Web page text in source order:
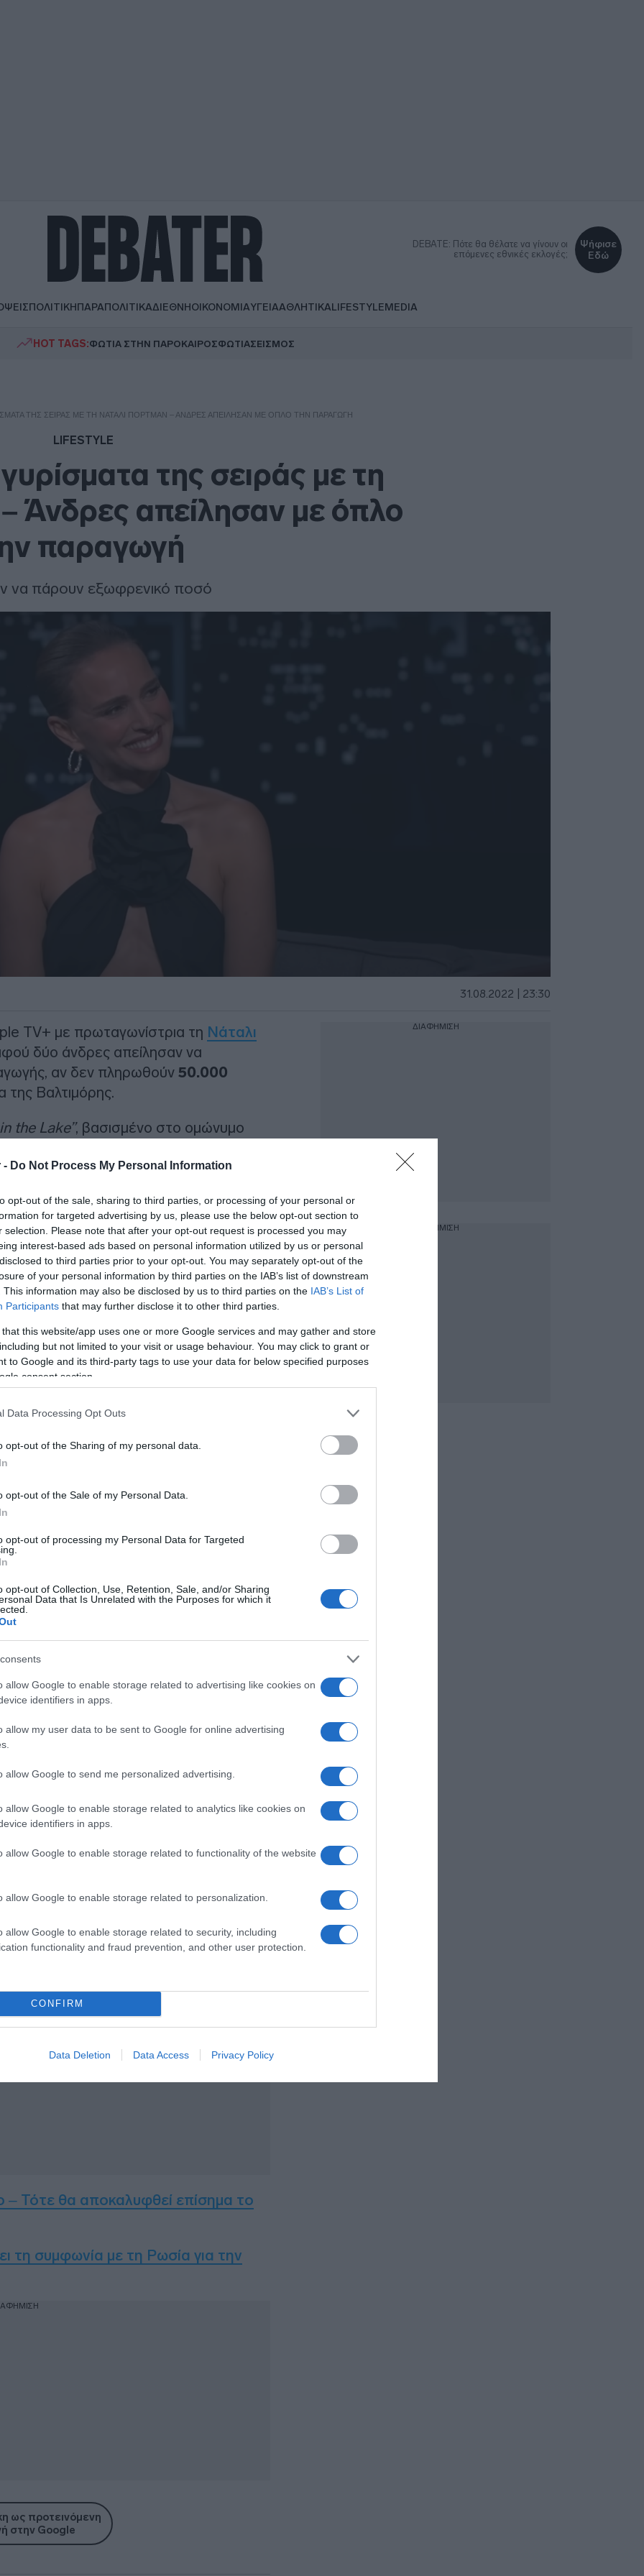
- Do Not Process My Personal Information
opt-out of the sale, sharing to third parties, or processing of your personal or
for targeted advertising by us, please use the below opt-out section to
selection. Please note that after your opt-out request is processed you may
interest-based ads based on personal information utilized by us or personal
to third parties prior to your opt-out. You may separately opt-out of the
of your personal information by third parties on the IAB’s list of downstream
This information may also be disclosed by us to third parties on the IAB’s List of
Participants that may further disclose it to other third parties.
that this website/app uses one or more Google services and may gather and store
but not limited to your visit or usage behaviour. You may click to grant or
to Google and its third-party tags to use your data for below specified purposes
consent section.
Data Processing Opt Outs
opt-out of the Sharing of my personal data.
opt-out of the Sale of my Personal Data.
opt-out of processing my Personal Data for Targeted
opt-out of Collection, Use, Retention, Sale, and/or Sharing
Data that Is Unrelated with the Purposes for which it
allow Google to enable storage related to advertising like cookies on
identifiers in apps.
allow my user data to be sent to Google for online advertising
allow Google to send me personalized advertising.
allow Google to enable storage related to analytics like cookies on
identifiers in apps.
allow Google to enable storage related to functionality of the website
allow Google to enable storage related to personalization.
allow Google to enable storage related to security, including
functionality and fraud prevention, and other user protection.
CONFIRM
Data Deletion Data Access Privacy Policy
DEBATE: Πότε θα θέλατε να γίνουν οι
επόμενες εθνικές εκλογές;
Ψήφισε
Εδώ
ΠΟΛΙΤΙΚΗΠΑΡΑΠΟΛΙΤΙΚΑΔΙΕΘΝΗΟΙΚΟΝΟΜΙΑΥΓΕΙΑΑΘΛΗΤΙΚΑLIFESTYLEMEDIA
HOT TAGS:ΦΩΤΙΑ ΣΤΗΝ ΠΑΡΟΚΑΙΡΟΣΦΩΤΙΑΣΕΙΣΜΟΣ
ΤΗΣ ΣΕΙΡΆΣ ΜΕ ΤΗ ΝΆΤΑΛΙ ΠΌΡΤΜΑΝ – ΆΝΔΡΕΣ ΑΠΕΊΛΗΣΑΝ ΜΕ ΌΠΛΟ ΤΗΝ ΠΑΡΑΓΩΓΉ
LIFESTYLE
της σειράς με τη
Άνδρες απείλησαν με όπλο
παραγωγή
να πάρουν εξωφρενικό ποσό
31.08.2022 | 23:30
TV+ με πρωταγωνίστρια τη Νάταλι
δύο άνδρες απείλησαν να
αν δεν πληρωθούν 50.000
Βαλτιμόρης.
the Lake”, βασισμένο στο ομώνυμο
έναν οδηγό του συνεργείου
.
με την αστυνομία
της Βαλτιμόρης, την
άλλο μέλος του συνεργείου δε
η
το
εκπρόσωπος της αστυνομίας.
γίνει συλλήψεις. Το τοπικό
Banner ” περιέγραψε τους
επιβεβαίωσε το περιστατικό και
της Βαλτιμόρης καθώς η έρευνα
ανακοίνωση.
– Τότε θα αποκαλυφθεί επίσημα το
τη συμφωνία με τη Ρωσία για την
ως προτεινόμενη
στην Google
ΔΙΑΦΗΜΙΣΗ
ΔΙΑΦΗΜΙΣΗ